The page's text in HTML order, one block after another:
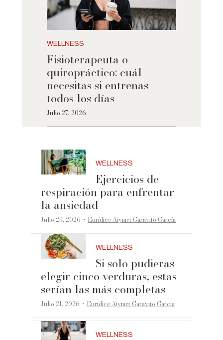
WELLNESS
Fisioterapeuta o
quiropráctico: cuál
necesitas si entrenas
todos los días
Julio 27, 2026
WELLNESS
Ejercicios de
respiración para enfrentar
la ansiedad
Julio 24, 2026 ·Eurídice Aiymet Garavito García
WELLNESS
Si solo pudieras
elegir cinco verduras, estas
serían las más completas
Julio 21, 2026 ·Eurídice Aiymet Garavito García
WELLNESS